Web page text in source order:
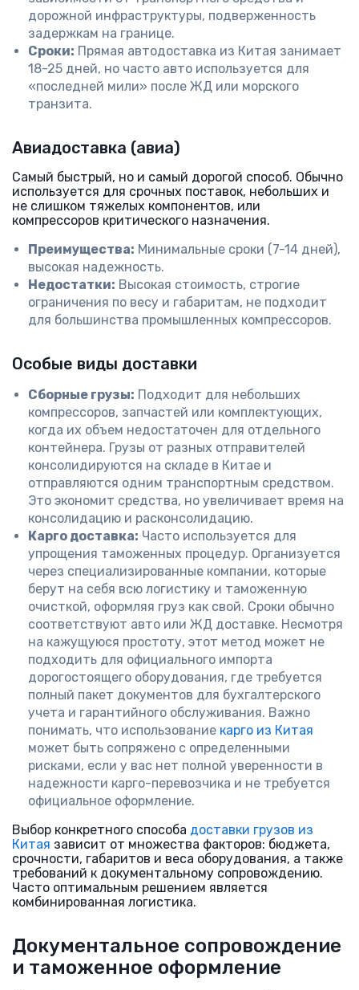
дорожной инфраструктуры, подверженность
задержкам на границе.
Сроки: Прямая автодоставка из Китая занимает
18-25 дней, но часто авто используется для
«последней мили» после ЖД или морского
транзита.
Авиадоставка (авиа)
Самый быстрый, но и самый дорогой способ. Обычно
используется для срочных поставок, небольших и
не слишком тяжелых компонентов, или
компрессоров критического назначения.
Преимущества: Минимальные сроки (7-14 дней),
высокая надежность.
Недостатки: Высокая стоимость, строгие
ограничения по весу и габаритам, не подходит
для большинства промышленных компрессоров.
Особые виды доставки
Сборные грузы: Подходит для небольших
компрессоров, запчастей или комплектующих,
когда их объем недостаточен для отдельного
контейнера. Грузы от разных отправителей
консолидируются на складе в Китае и
отправляются одним транспортным средством.
Это экономит средства, но увеличивает время на
консолидацию и расконсолидацию.
Карго доставка: Часто используется для
упрощения таможенных процедур. Организуется
через специализированные компании, которые
берут на себя всю логистику и таможенную
очисткой, оформляя груз как свой. Сроки обычно
соответствуют авто или ЖД доставке. Несмотря
на кажущуюся простоту, этот метод может не
подходить для официального импорта
дорогостоящего оборудования, где требуется
полный пакет документов для бухгалтерского
учета и гарантийного обслуживания. Важно
понимать, что использование карго из Китая
может быть сопряжено с определенными
рисками, если у вас нет полной уверенности в
надежности карго-перевозчика и не требуется
официальное оформление.
Выбор конкретного способа доставки грузов из
Китая зависит от множества факторов: бюджета,
срочности, габаритов и веса оборудования, а также
требований к документальному сопровождению.
Часто оптимальным решением является
комбинированная логистика.
Документальное сопровождение
и таможенное оформление